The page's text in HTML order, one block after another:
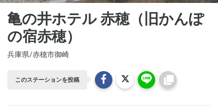
亀の井ホテル 赤穂（旧かんぽ
の宿赤穂）
兵庫県/赤穂市御崎
このステーションを投稿